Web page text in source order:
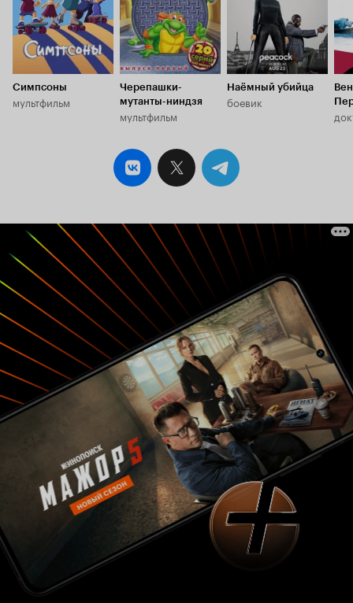
Симпсоны
мультфильм
Черепашки-
мутанты-ниндзя
мультфильм
Наёмный убийца
боевик